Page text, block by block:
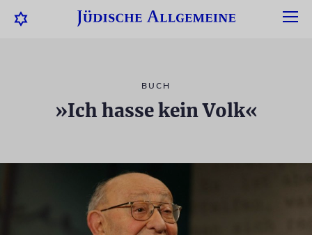
BUCH
»Ich hasse kein Volk«